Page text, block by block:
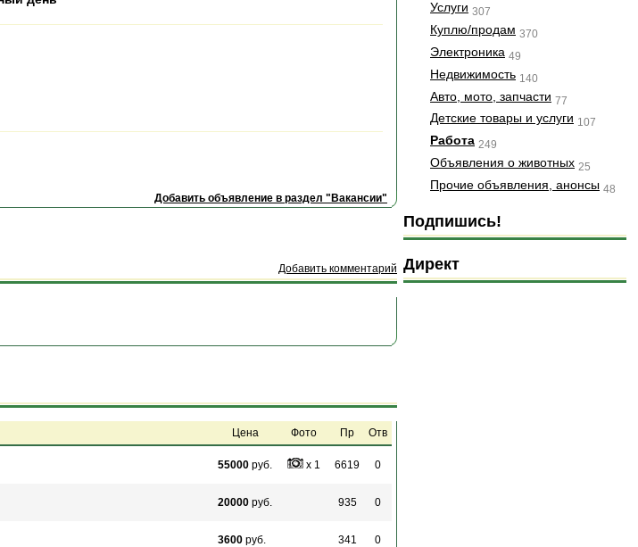
Добавить объявление в раздел "Вакансии"
Добавить комментарий
Цена Фото Пр
Отв
55000 руб. x 1 6619 0
20000 руб. 935 0
3600 руб. 341 0
Услуги 307
Куплю/продам 370
Электроника 49
Недвижимость 140
Авто, мото, запчасти 77
Детские товары и услуги 107
Работа 249
Объявления о животных 25
Прочие объявления, анонсы 48
Подпишись!
Директ